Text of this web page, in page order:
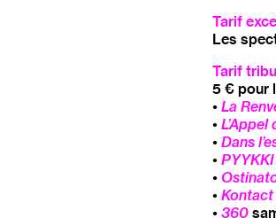
Tarif
Les
Tarif tribu
5 € pour
• La
•
• Dans
• PYYKKI
•
• Kontact
• 360